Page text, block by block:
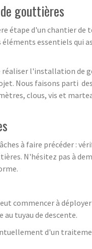
gouttières
d'un chantier
essentiels qui
réaliser l'installation
Nous faisons parti
clous, vis et
à faire précéder :
N'hésitez pas à
commencer à
tuyau de descente.
d'un